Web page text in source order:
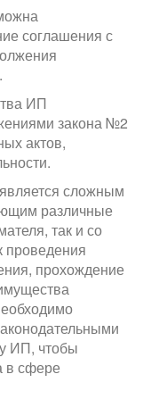
соглашения с
ИП
закона №2
актов,
сложным
различные
так и со
проведения
прохождение
ИП, чтобы
в сфере